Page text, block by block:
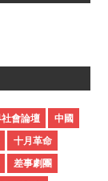
會論壇
中國
十月革命
差事劇團